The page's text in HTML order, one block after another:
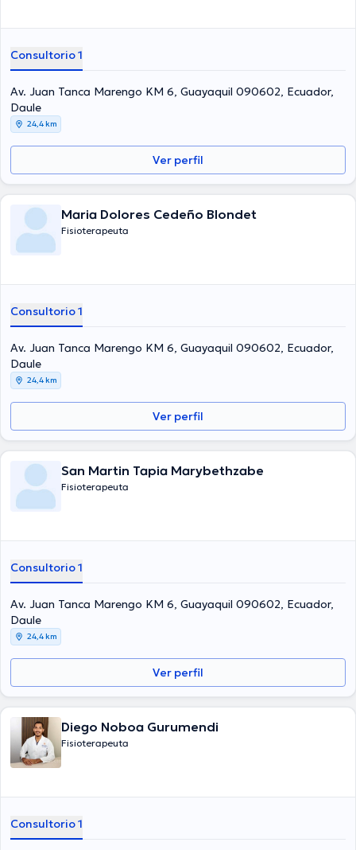
Consultorio 1
Av. Juan Tanca Marengo KM 6, Guayaquil 090602, Ecuador,
Daule
24,4 km
Ver perfil
Maria Dolores Cedeño Blondet
Fisioterapeuta
Consultorio 1
Av. Juan Tanca Marengo KM 6, Guayaquil 090602, Ecuador,
Daule
24,4 km
Ver perfil
San Martin Tapia Marybethzabe
Fisioterapeuta
Consultorio 1
Av. Juan Tanca Marengo KM 6, Guayaquil 090602, Ecuador,
Daule
24,4 km
Ver perfil
Diego Noboa Gurumendi
Fisioterapeuta
Consultorio 1